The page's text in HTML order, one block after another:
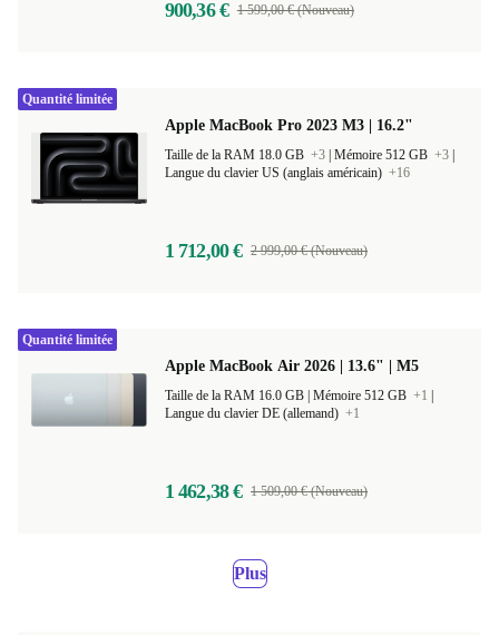
900,36 € 1 599,00 € (Nouveau)
Apple MacBook Pro 2023 M3 | 16.2"
Taille de la RAM 18.0 GB +3 Mémoire 512 GB +3
Langue du clavier US (anglais américain) +16
1 712,00 € 2 999,00 € (Nouveau)
Quantité limitée
Apple MacBook Air 2026 | 13.6" | M5
Mémoire 512 GB +1
Langue du clavier DE (allemand) +1
1 462,38 € 1 509,00 € (Nouveau)
Quantité limitée
Plus